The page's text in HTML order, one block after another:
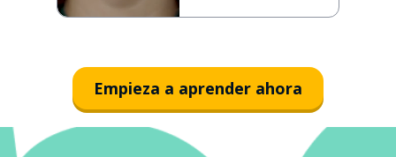
Empieza a aprender ahora